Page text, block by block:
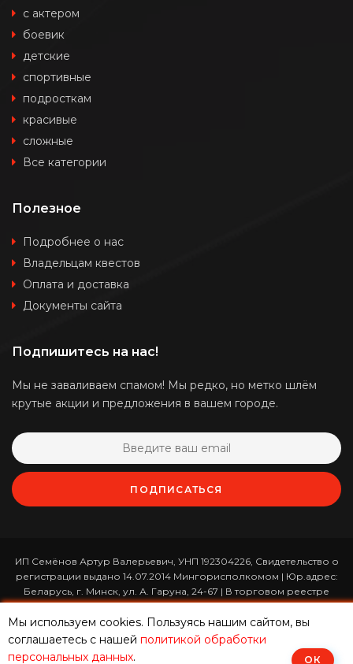
с актером
боевик
детские
спортивные
подросткам
красивые
сложные
Все категории
Полезное
Подробнее о нас
Владельцам квестов
Оплата и доставка
Документы сайта
Подпишитесь на нас!
Мы не заваливаем спамом! Мы редко, но метко шлём
крутые акции и предложения в вашем городе.
ПОДПИСАТЬСЯ
ИП Семёнов Артур Валерьевич, УНП 192304226, Свидетельство о
регистрации выдано 14.07.2014 Мингорисполкомом | Юр.адрес:
Беларусь, г. Минск, ул. А. Гаруна, 24-67 | В торговом реестре
зарегистрирован 26.01.2017 за номером 365820 | Режим работы:
ежедневно с 10:00 до 19:00 (приём заказов онлайн -
круглосуточно)
Мы используем cookies. Пользуясь нашим сайтом, вы
соглашаетесь с нашей политикой обработки
персональных данных. ОК